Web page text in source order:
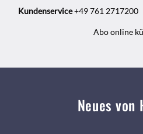
Kundenservice+49 761 2717200
Abo online
Neues von